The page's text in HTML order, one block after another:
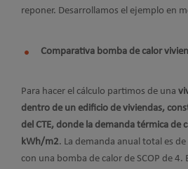
reponer. Desarrollamos el ejemplo en
Comparativa bomba de calor
Para hacer el cálculo partimos de una
dentro de un edificio de viviendas,
del CTE, donde la demanda térmica de
kWh/m2. La demanda anual total es
con una bomba de calor de SCOP de 4.